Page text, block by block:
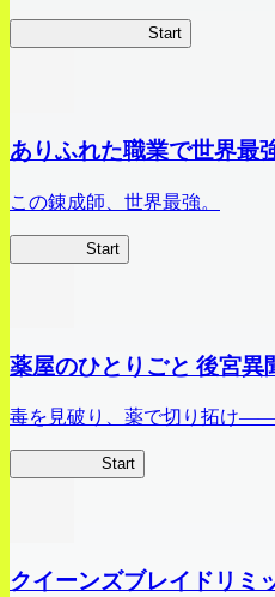
Start
ありふれた職業で世界最
この錬成師、世界最強。
Start
薬屋のひとりごと 後宮異
毒を見破り、薬で切り拓け――
Start
クイーンズブレイドリミ